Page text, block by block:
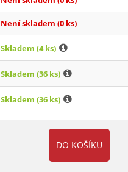
Není skladem (0 ks)
Skladem (4 ks)
Skladem (36 ks)
Skladem (36 ks)